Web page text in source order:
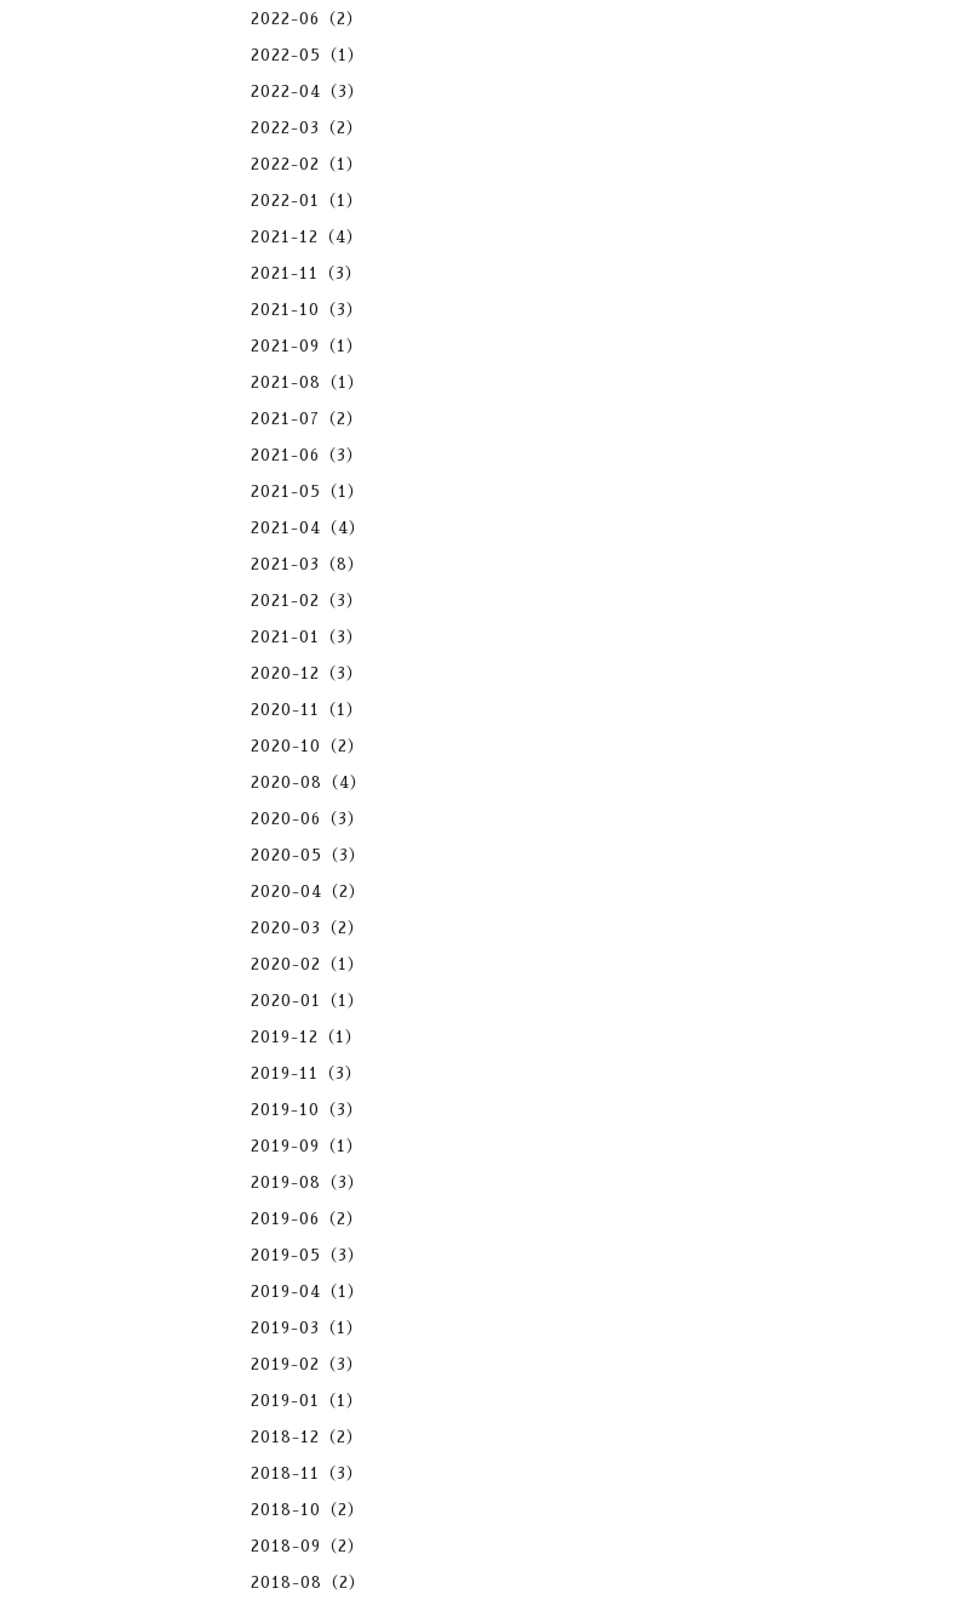
2022-06（2）
2022-05（1）
2022-04（3）
2022-03（2）
2022-02（1）
2022-01（1）
2021-12（4）
2021-11（3）
2021-10（3）
2021-09（1）
2021-08（1）
2021-07（2）
2021-06（3）
2021-05（1）
2021-04（4）
2021-03（8）
2021-02（3）
2021-01（3）
2020-12（3）
2020-11（1）
2020-10（2）
2020-08（4）
2020-06（3）
2020-05（3）
2020-04（2）
2020-03（2）
2020-02（1）
2020-01（1）
2019-12（1）
2019-11（3）
2019-10（3）
2019-09（1）
2019-08（3）
2019-06（2）
2019-05（3）
2019-04（1）
2019-03（1）
2019-02（3）
2019-01（1）
2018-12（2）
2018-11（3）
2018-10（2）
2018-09（2）
2018-08（2）